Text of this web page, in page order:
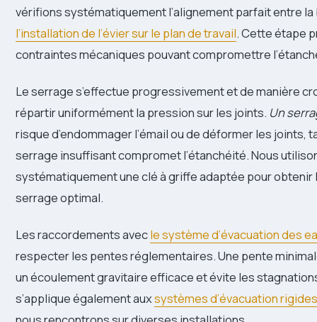
vérifions systématiquement l’alignement parfait entre
l’installation de l’évier sur le plan de travail. Cette étape
contraintes mécaniques pouvant compromettre
Le serrage s’effectue progressivement et de manière
répartir uniformément la pression sur les joints. Un
risque d’endommager l’émail ou de déformer les joints,
serrage insuffisant compromet l’étanchéité. Nous
systématiquement une clé à griffe adaptée pour obtenir
serrage optimal.
Les raccordements avecle système d’évacuation des
respecter les pentes réglementaires. Une pente
un écoulement gravitaire efficace et évite les
s’applique également auxsystèmes d’évacuation